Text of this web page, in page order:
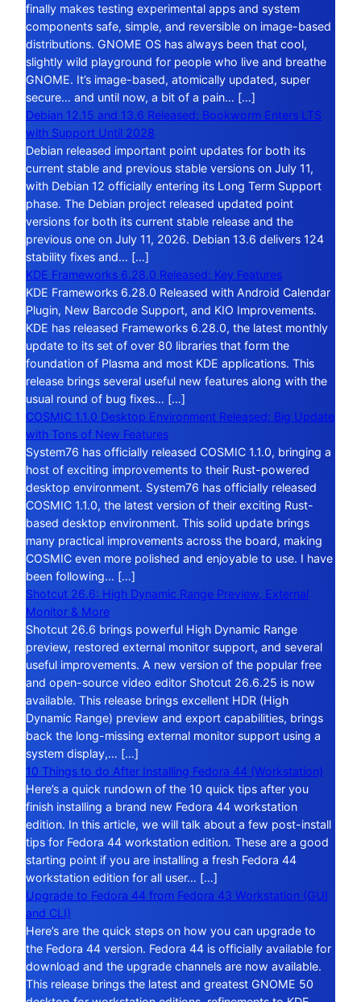
finally makes testing experimental apps and system
components safe, simple, and reversible on image-based
distributions. GNOME OS has always been that cool,
slightly wild playground for people who live and breathe
GNOME. It’s image-based, atomically updated, super
secure… and until now, a bit of a pain… […]
Debian 12.15 and 13.6 Released: Bookworm Enters LTS
with Support Until 2028
Debian released important point updates for both its
current stable and previous stable versions on July 11,
with Debian 12 officially entering its Long Term Support
phase. The Debian project released updated point
versions for both its current stable release and the
previous one on July 11, 2026. Debian 13.6 delivers 124
stability fixes and… […]
KDE Frameworks 6.28.0 Released: Key Features
KDE Frameworks 6.28.0 Released with Android Calendar
Plugin, New Barcode Support, and KIO Improvements.
KDE has released Frameworks 6.28.0, the latest monthly
update to its set of over 80 libraries that form the
foundation of Plasma and most KDE applications. This
release brings several useful new features along with the
usual round of bug fixes… […]
COSMIC 1.1.0 Desktop Environment Released: Big Update
with Tons of New Features
System76 has officially released COSMIC 1.1.0, bringing a
host of exciting improvements to their Rust-powered
desktop environment. System76 has officially released
COSMIC 1.1.0, the latest version of their exciting Rust-
based desktop environment. This solid update brings
many practical improvements across the board, making
COSMIC even more polished and enjoyable to use. I have
been following… […]
Shotcut 26.6: High Dynamic Range Preview, External
Monitor & More
Shotcut 26.6 brings powerful High Dynamic Range
preview, restored external monitor support, and several
useful improvements. A new version of the popular free
and open-source video editor Shotcut 26.6.25 is now
available. This release brings excellent HDR (High
Dynamic Range) preview and export capabilities, brings
back the long-missing external monitor support using a
system display,… […]
10 Things to do After Installing Fedora 44 (Workstation)
Here’s a quick rundown of the 10 quick tips after you
finish installing a brand new Fedora 44 workstation
edition. In this article, we will talk about a few post-install
tips for Fedora 44 workstation edition. These are a good
starting point if you are installing a fresh Fedora 44
workstation edition for all user… […]
Upgrade to Fedora 44 from Fedora 43 Workstation (GUI
and CLI)
Here’s are the quick steps on how you can upgrade to
the Fedora 44 version. Fedora 44 is officially available for
download and the upgrade channels are now available.
This release brings the latest and greatest GNOME 50